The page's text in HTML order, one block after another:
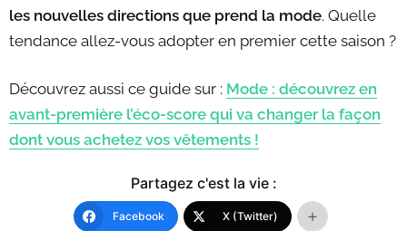
les nouvelles directions que prend la mode. Quelle
tendance allez-vous adopter en premier cette saison ?
Découvrez aussi ce guide sur : Mode : découvrez en
avant-première l’éco-score qui va changer la façon
dont vous achetez vos vêtements !
Partagez c'est la vie :
Facebook X (Twitter)